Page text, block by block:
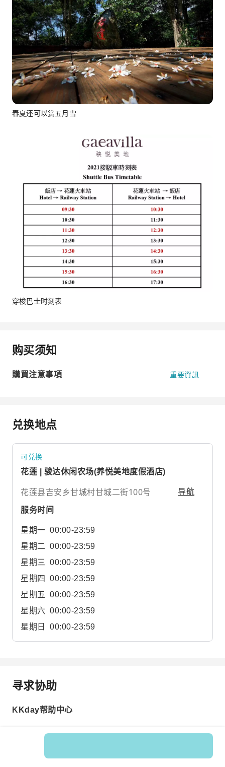
春夏还可以赏五月雪
穿梭巴士时刻表
购买须知
購買注意事項 重要資訊
兑换地点
可兑换
花莲 | 骏达休闲农场(养悦美地度假酒店)
花莲县吉安乡甘城村甘城二街100号 导航
服务时间
星期一 00:00-23:59
星期二 00:00-23:59
星期三 00:00-23:59
星期四
00:00-23:59
星期五 00:00-23:59
星期六 00:00-23:59
星期日
00:00-23:59
寻求协助
KKday帮助中心
Product No.: 123333